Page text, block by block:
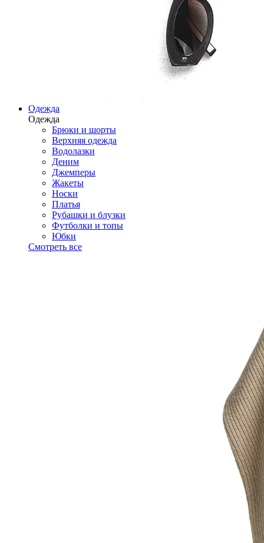
Одежда
Одежда
Брюки и шорты
Верхняя одежда
Водолазки
Деним
Джемперы
Жакеты
Носки
Платья
Рубашки и блузки
Футболки и топы
Юбки
Смотреть все